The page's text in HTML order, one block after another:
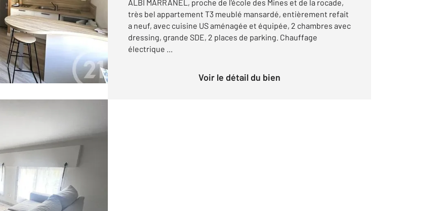
ALBI MARRANEL, proche de l'école des Mines et de la rocade,
très bel appartement T3 meublé mansardé, entièrement refait
a neuf, avec cuisine US aménagée et équipée, 2 chambres avec
dressing, grande SDE, 2 places de parking. Chauffage
électrique ...
Voir le détail du bien